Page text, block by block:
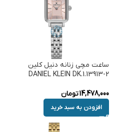
ساعت مچی زنانه دنیل کلین
DANIEL KLEIN DK.1.13913-2
14,478,000تومان
افزودن به سبد خرید